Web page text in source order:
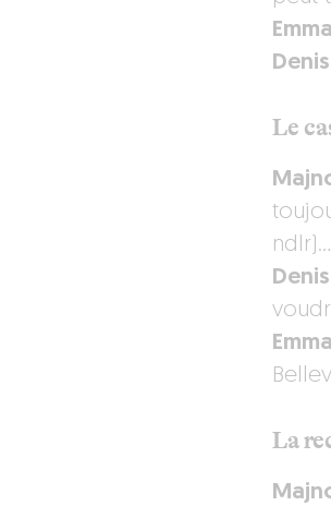
Le
La